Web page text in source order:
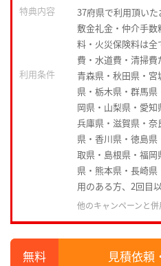
特典内容
37府県で利用頂い
敷金礼金・仲介手
料・火災保険料は
費・水道費・清掃費
利用条件
青森県・秋田県・
県・栃木県・群馬
岡県・山梨県・愛知
兵庫県・滋賀県・
県・香川県・徳島
取県・島根県・福
県・熊本県・長崎
用のある方、2回目
他のキャンペーンと
見積依頼